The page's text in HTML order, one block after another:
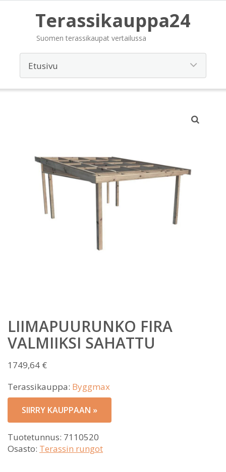
Terassikauppa24
Suomen terassikaupat vertailussa
LIIMAPUURUNKO FIRA
VALMIIKSI SAHATTU
1749,64 €
Terassikauppa: Byggmax
SIIRRY KAUPPAAN »
Tuotetunnus: 7110520
Osasto: Terassin rungot